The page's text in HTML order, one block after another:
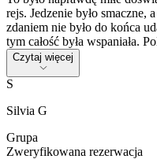
rejs. Jedzenie było smaczne,
zdaniem nie było do końca
tym całość była wspaniała.
Czytaj więcej
S
Silvia G
Grupa
Zweryfikowana rezerwacja